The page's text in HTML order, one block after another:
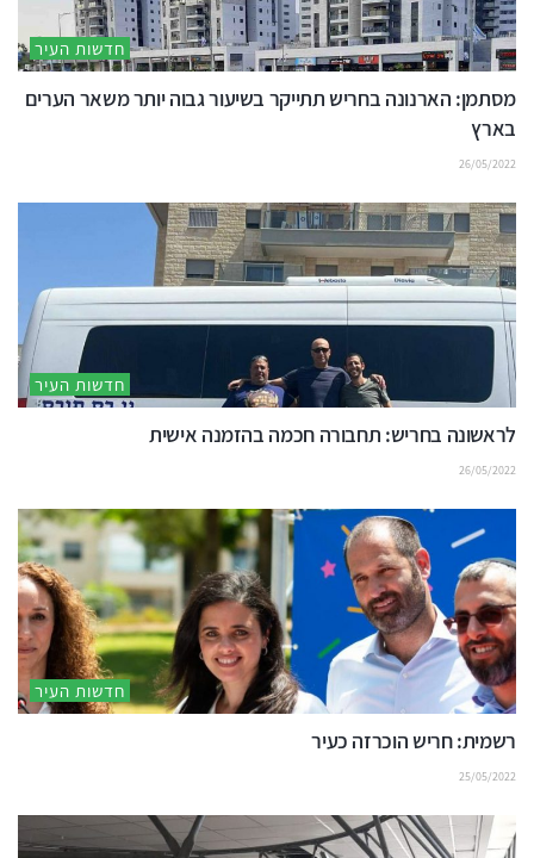
חדשות העיר
מסתמן: הארנונה בחריש תתייקר בשיעור גבוה יותר משאר הערים
בארץ
26/05/2022
חדשות העיר
לראשונה בחריש: תחבורה חכמה בהזמנה אישית
26/05/2022
חדשות העיר
רשמית: חריש הוכרזה כעיר
25/05/2022